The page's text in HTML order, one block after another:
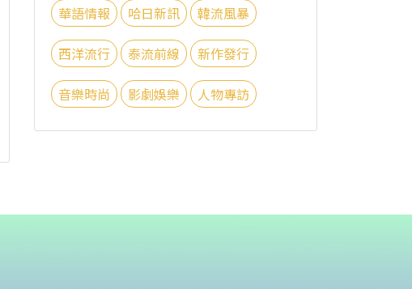
華語情報 哈日新訊 韓流風暴
西洋流行 泰流前線 新作發行
音樂時尚 影劇娛樂 人物專訪